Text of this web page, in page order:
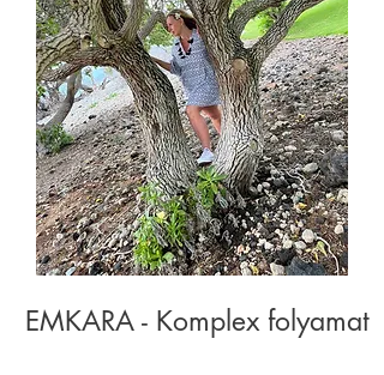
EMKARA - Komplex folyamat